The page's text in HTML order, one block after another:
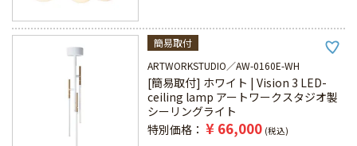
簡易取付
ARTWORKSTUDIO
AW-0160E-WH
[簡易取付] ホワイト | Vision 3 LED-
ceiling lamp アートワークスタジオ製
シーリングライト
特別価格
¥ 66,000 税込